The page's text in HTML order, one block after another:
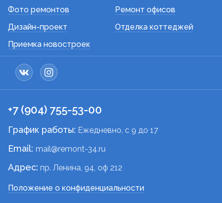
Фото ремонтов
Дизайн-проект
Приемка новостроек
Ремонт офисов
Отделка коттеджей
+7 (904) 755-53-00
График работы: Ежедневно, c 9 до 17
Email: mail@remont-34.ru
Адрес: пр. Ленина, 94, оф 212
Положение о конфиденциальности